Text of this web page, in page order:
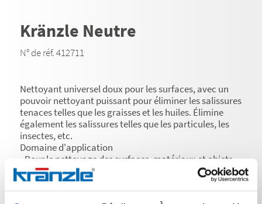
Kränzle Neutre
N° de réf. 412711
Nettoyant universel doux pour les surfaces, avec un
pouvoir nettoyant puissant pour éliminer les salissures
tenaces telles que les graisses et les huiles. Élimine
également les salissures telles que les particules, les
insectes, etc.
Domaine d'application
• Pour le nettoyage des surfaces, matériaux et objets
résistants à l'eau tels que les véhicules, les façades, les
bâches, les meubles de jardin et de terrasse, etc.
• Convient également pour le nettoyage des jantes en